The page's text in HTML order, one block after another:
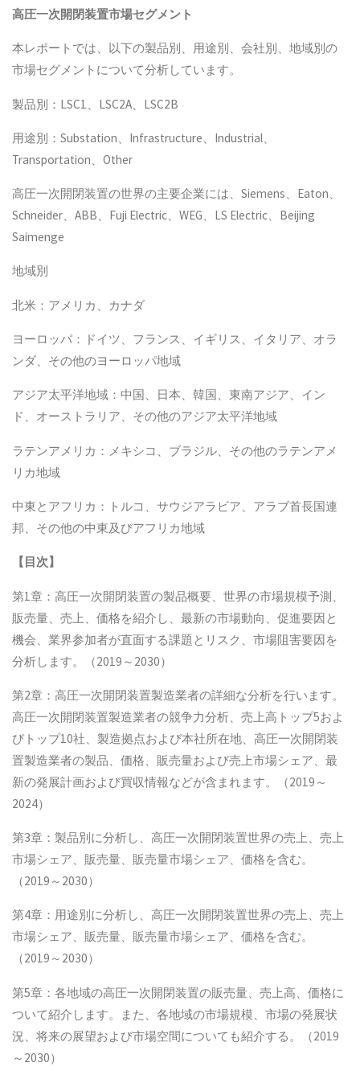
高圧一次開閉装置市場セグメント
本レポートでは、以下の製品別、用途別、会社別、地域別の
市場セグメントについて分析しています。
製品別：LSC1、LSC2A、LSC2B
用途別：Substation、Infrastructure、Industrial、
Transportation、Other
高圧一次開閉装置の世界の主要企業には、Siemens、Eaton、
Schneider、ABB、Fuji Electric、WEG、LS Electric、Beijing
Saimenge
地域別
北米：アメリカ、カナダ
ヨーロッパ：ドイツ、フランス、イギリス、イタリア、オラ
ンダ、その他のヨーロッパ地域
アジア太平洋地域：中国、日本、韓国、東南アジア、イン
ド、オーストラリア、その他のアジア太平洋地域
ラテンアメリカ：メキシコ、ブラジル、その他のラテンアメ
リカ地域
中東とアフリカ：トルコ、サウジアラビア、アラブ首長国連
邦、その他の中東及びアフリカ地域
【 目次】
第1章：高圧一次開閉装置の製品概要、世界の市場規模予測、
販売量、売上、価格を紹介し、最新の市場動向、促進要因と
機会、業界参加者が直面する課題とリスク、市場阻害要因を
分析します。（2019～2030）
第2章：高圧一次開閉装置製造業者の詳細な分析を行います。
高圧一次開閉装置製造業者の競争力分析、売上高トップ5およ
びトップ10社、製造拠点および本社所在地、高圧一次開閉装
置製造業者の製品、価格、販売量および売上市場シェア、最
新の発展計画および買収情報などが含まれます。（2019～
2024）
第3章：製品別に分析し、高圧一次開閉装置世界の売上、売上
市場シェア、販売量、販売量市場シェア、価格を含む。
（2019～2030）
第4章：用途別に分析し、高圧一次開閉装置世界の売上、売上
市場シェア、販売量、販売量市場シェア、価格を含む。
（2019～2030）
第5章：各地域の高圧一次開閉装置の販売量、売上高、価格に
ついて紹介します。また、各地域の市場規模、市場の発展状
況、将来の展望および市場空間についても紹介する。（2019
～2030）